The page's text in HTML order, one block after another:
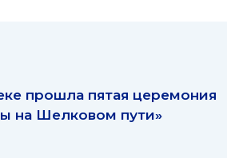
прошла пятая церемония
на Шелковом пути»